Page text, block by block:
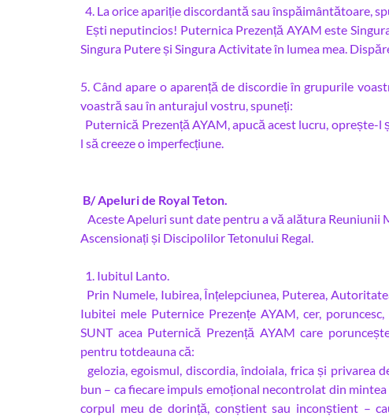
4. La orice apariție discordantă sau înspăimântătoare,
Ești neputincios! Puternica Prezență AYAM este
Singura Putere și Singura Activitate în lumea mea.
5. Când apare o aparență de discordie în grupurile
voastră sau în anturajul vostru, spuneți:
Puternică Prezență AYAM, apucă acest lucru, oprește-l
l să creeze o imperfecțiune.
B/ Apeluri de Royal Teton.
Aceste Apeluri sunt date pentru a vă alătura Reuniunii
Ascensionați și Discipolilor Tetonului Regal.
1. Iubitul Lanto.
Prin Numele, Iubirea, Înțelepciunea, Puterea,
Iubitei mele Puternice Prezențe AYAM, cer,
SUNT acea Puternică Prezență AYAM care
pentru totdeauna că:
gelozia, egoismul, discordia, îndoiala, frica și privarea
bun – ca fiecare impuls emoțional necontrolat din mintea
corpul meu de dorință, conștient sau inconștient –